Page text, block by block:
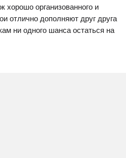
хорошо организованного и
отлично дополняют друг друга
ни одного шанса остаться на